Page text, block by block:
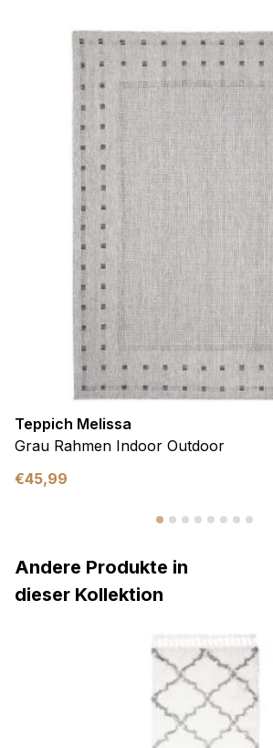
Teppich Melissa
Grau Rahmen Indoor Outdoor
€45,99
Andere Produkte in
dieser Kollektion